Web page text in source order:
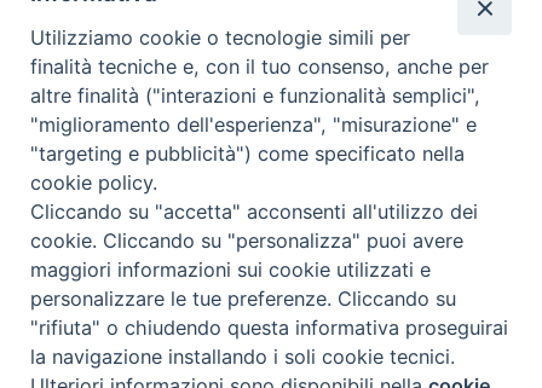
Scrivici
Copyright © 2019 - Tutti i diritti riservati - Vita
Trentina Editrice
Privacy Policy
Torna
Utilizziamo cookie o tecnologie simili per
finalità tecniche e, con il tuo consenso, anche per
altre finalità ("interazioni e funzionalità semplici",
"miglioramento dell'esperienza", "misurazione" e
"targeting e pubblicità") come specificato nella
cookie policy.
Cliccando su "accetta" acconsenti all'utilizzo dei
cookie. Cliccando su "personalizza" puoi avere
maggiori informazioni sui cookie utilizzati e
personalizzare le tue preferenze. Cliccando su
"rifiuta" o chiudendo questa informativa proseguirai
la navigazione installando i soli cookie tecnici.